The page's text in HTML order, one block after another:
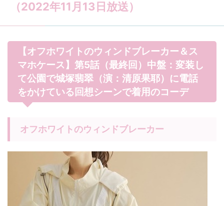
（2022年11月13日放送）
【オフホワイトのウィンドブレーカー＆ス
マホケース】第5話（最終回）中盤：変装し
て公園で城塚翡翠（演：清原果耶）に電話
をかけている回想シーンで着用のコーデ
オフホワイトのウィンドブレーカー